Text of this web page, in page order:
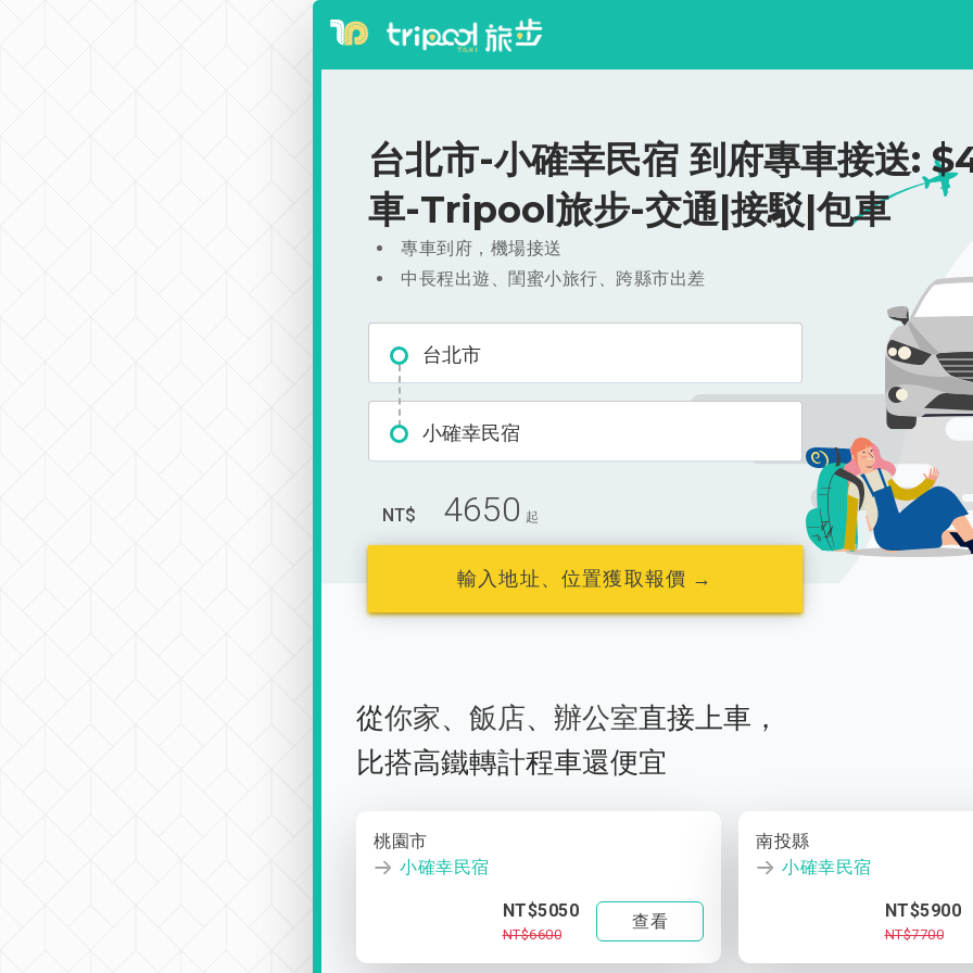
台北市-小確幸民宿 到府專車接送:
車-Tripool旅步-交通|接駁|包車
專車到府，機場接送
中長程出遊、閨蜜小旅行、跨縣市出差
台北市
小確幸民宿
NT$ 4650 起
輸入地址、位置獲取報價 →
從你家、 飯店、 辦公室直接上車，
比搭高鐵轉計程車還便宜
桃園市
小確幸民宿
NT$5050
NT$6600
查看
南投縣
小確幸民宿
NT$5900
NT$7700